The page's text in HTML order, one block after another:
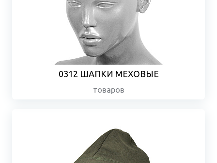
0312 ШАПКИ МЕХОВЫЕ
товаров